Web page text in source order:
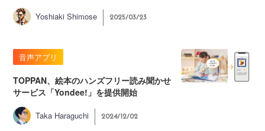
Yoshiaki Shimose 2025/03/23
音声アプリ
TOPPAN、絵本のハンズフリー読み聞かせ
サービス「Yondee!」を提供開始
Taka Haraguchi 2024/12/02